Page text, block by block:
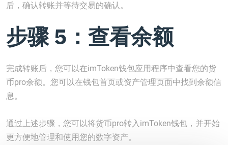
后，确认转账并等待交易的确认。
步骤 5：查看余额
完成转账后，您可以在imToken钱包应用程序中查看您的货
币pro余额。您可以在钱包首页或资产管理页面中找到余额信
息。
通过上述步骤，您可以将货币pro转入imToken钱包，并开始
更方便地管理和使用您的数字资产。